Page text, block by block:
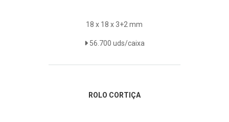
18 x 18 x 3+2 mm
56.700 uds/caixa
ROLO CORTIÇA